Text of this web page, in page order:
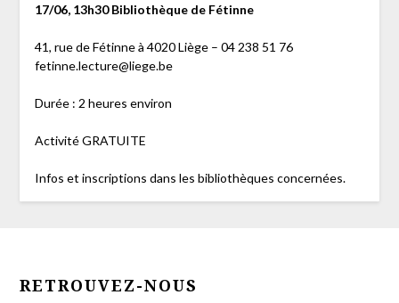
17/06, 13h30 Bibliothèque de Fétinne
41, rue de Fétinne à 4020 Liège – 04 238 51 76
fetinne.lecture@liege.be
Durée : 2 heures environ
Activité GRATUITE
Infos et inscriptions dans les bibliothèques concernées.
RETROUVEZ-NOUS